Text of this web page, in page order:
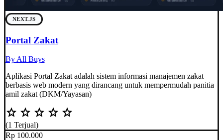
NEXT.JS
Portal Zakat
By All Buys
Aplikasi Portal Zakat adalah sistem informasi manajemen zakat
berbasis web modern yang dirancang untuk mempermudah panitia
amil zakat (DKM/Yayasan)
star star star star star
(1 Terjual)
Rp 100.000